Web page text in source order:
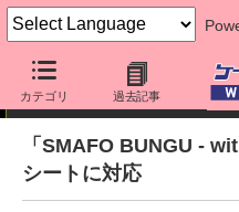
カテゴリ 過去記事
ニュース
「SMAFO BUNGU -
シートに対応